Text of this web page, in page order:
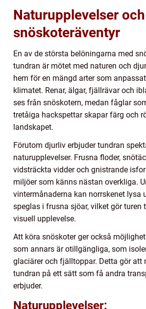
Naturupplevelser
snöskoteräventyr
En av de största belöningarna med
tundran är mötet med naturen och
hem för en mängd arter som
klimatet. Renar, älgar, fjällrävar och
ses från snöskotern, medan fåglar
tretåiga hackspettar skapar färg och
landskapet.
Förutom djurliv erbjuder tundran
naturupplevelser. Frusna floder,
vidsträckta vidder och gnistrande
miljöer som känns nästan overkliga.
vintermånaderna kan norrskenet lysa
speglas i frusna sjöar, vilket gör turen
visuell upplevelse.
Att köra snöskoter ger också
som annars är otillgängliga, som
glaciärer och fjälltoppar. Detta gör att
tundran på ett sätt som få andra
erbjuder.
Naturupplevelser: